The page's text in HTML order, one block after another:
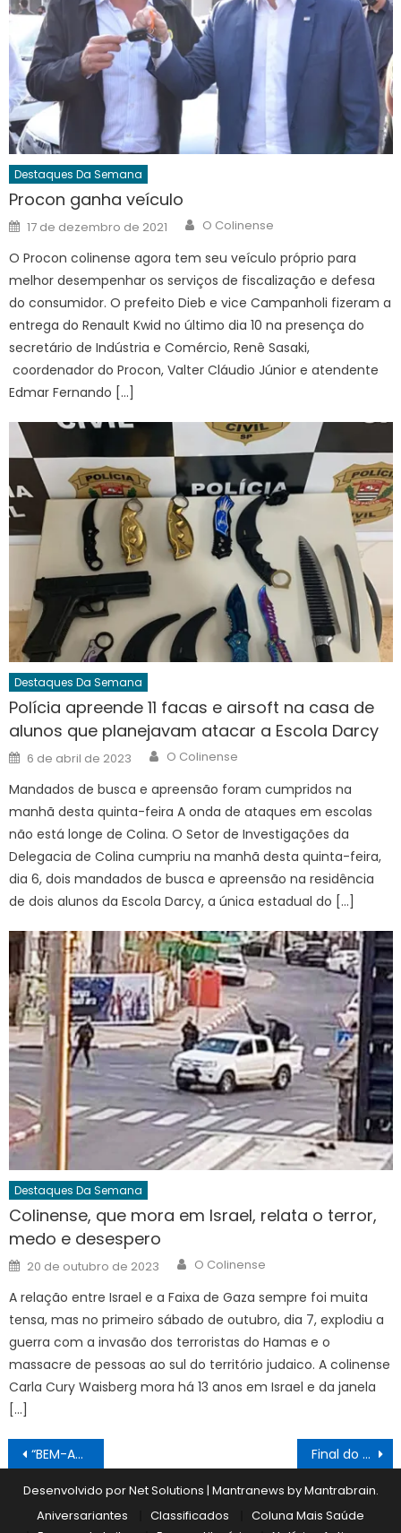
Destaques Da Semana
Procon ganha veículo
Posted
on
17 de dezembro de 2021 Author
O Colinense
O Procon colinense agora tem seu veículo próprio para
melhor desempenhar os serviços de fiscalização e defesa
do consumidor. O prefeito Dieb e vice Campanholi fizeram a
entrega do Renault Kwid no último dia 10 na presença do
secretário de Indústria e Comércio, Renê Sasaki,
coordenador do Procon, Valter Cláudio Júnior e atendente
Edmar Fernando […]
Destaques Da Semana
Polícia apreende 11 facas e airsoft na casa de
alunos que planejavam atacar a Escola Darcy
Posted
on
6 de abril de 2023 Author
O Colinense
Mandados de busca e apreensão foram cumpridos na
manhã desta quinta-feira A onda de ataques em escolas
não está longe de Colina. O Setor de Investigações da
Delegacia de Colina cumpriu na manhã desta quinta-feira,
dia 6, dois mandados de busca e apreensão na residência
de dois alunos da Escola Darcy, a única estadual do […]
Destaques Da Semana
Colinense, que mora em Israel, relata o terror,
medo e desespero
Posted
on
20 de outubro de 2023 Author
O Colinense
A relação entre Israel e a Faixa de Gaza sempre foi muita
tensa, mas no primeiro sábado de outubro, dia 7, explodiu a
guerra com a invasão dos terroristas do Hamas e o
massacre de pessoas ao sul do território judaico. A colinense
Carla Cury Waisberg mora há 13 anos em Israel e da janela
[…]
Navegação
de
Post
“BEM-AVENTURADOS OS MANSOS” Final do segundo turno pode definir o campeão Veterano 2026 neste domingo
Desenvolvido por Net Solutions | Mantranews byMantrabrain.
Aniversariantes
Classificados
Coluna Mais Saúde